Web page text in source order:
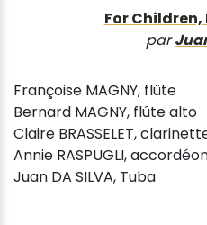
For
par
Françoise MAGNY, flûte
Bernard MAGNY, flûte alto
Claire BRASSELET,
Annie RASPUGLI,
Juan DA SILVA, Tuba